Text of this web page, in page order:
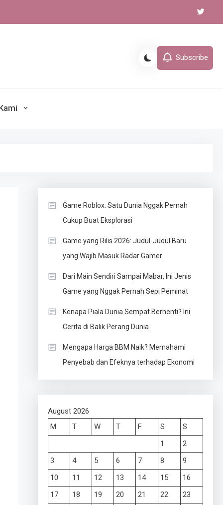
gaming Akurat dan
Subscribe
Game Roblox: Satu Dunia Nggak Pernah
Cukup Buat Eksplorasi
Game yang Rilis 2026: Judul-Judul Baru
yang Wajib Masuk Radar Gamer
Dari Main Sendiri Sampai Mabar, Ini Jenis
Game yang Nggak Pernah Sepi Peminat
Kenapa Piala Dunia Sempat Berhenti? Ini
Cerita di Balik Perang Dunia
Mengapa Harga BBM Naik? Memahami
Penyebab dan Efeknya terhadap Ekonomi
August 2026
M
T W T F S
S
1
2
3
4 5 6 7 8
9
10
11 12 13 14 15
16
17
18 19 20 21 22
23